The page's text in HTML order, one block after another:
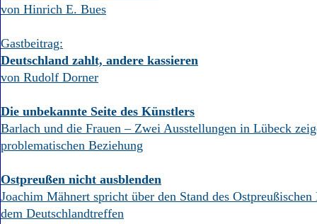
von Hinrich E. Bues
Gastbeitrag:
Deutschland zahlt, andere kassieren
von Rudolf Dorner
Die unbekannte Seite des Künstlers
Barlach und die Frauen – Zwei Ausstellungen in Lübeck
problematischen Beziehung
Ostpreußen nicht ausblenden
Joachim Mähnert spricht über den Stand des Ostpreußischen
dem Deutschlandtreffen